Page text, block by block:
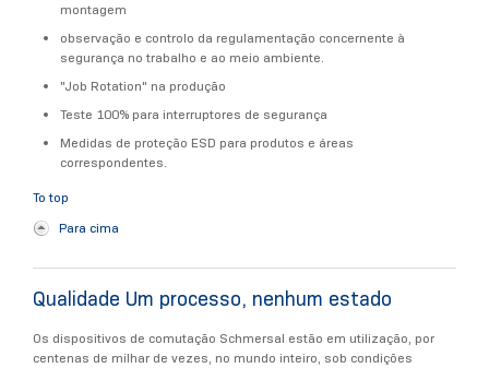
montagem
observação e controlo da regulamentação concernente à
segurança no trabalho e ao meio ambiente.
"Job Rotation" na produção
Teste 100% para interruptores de segurança
Medidas de proteção ESD para produtos e áreas
correspondentes.
To top
Para cima
Qualidade Um processo, nenhum estado
Os dispositivos de comutação Schmersal estão em utilização, por
centenas de milhar de vezes, no mundo inteiro, sob condições